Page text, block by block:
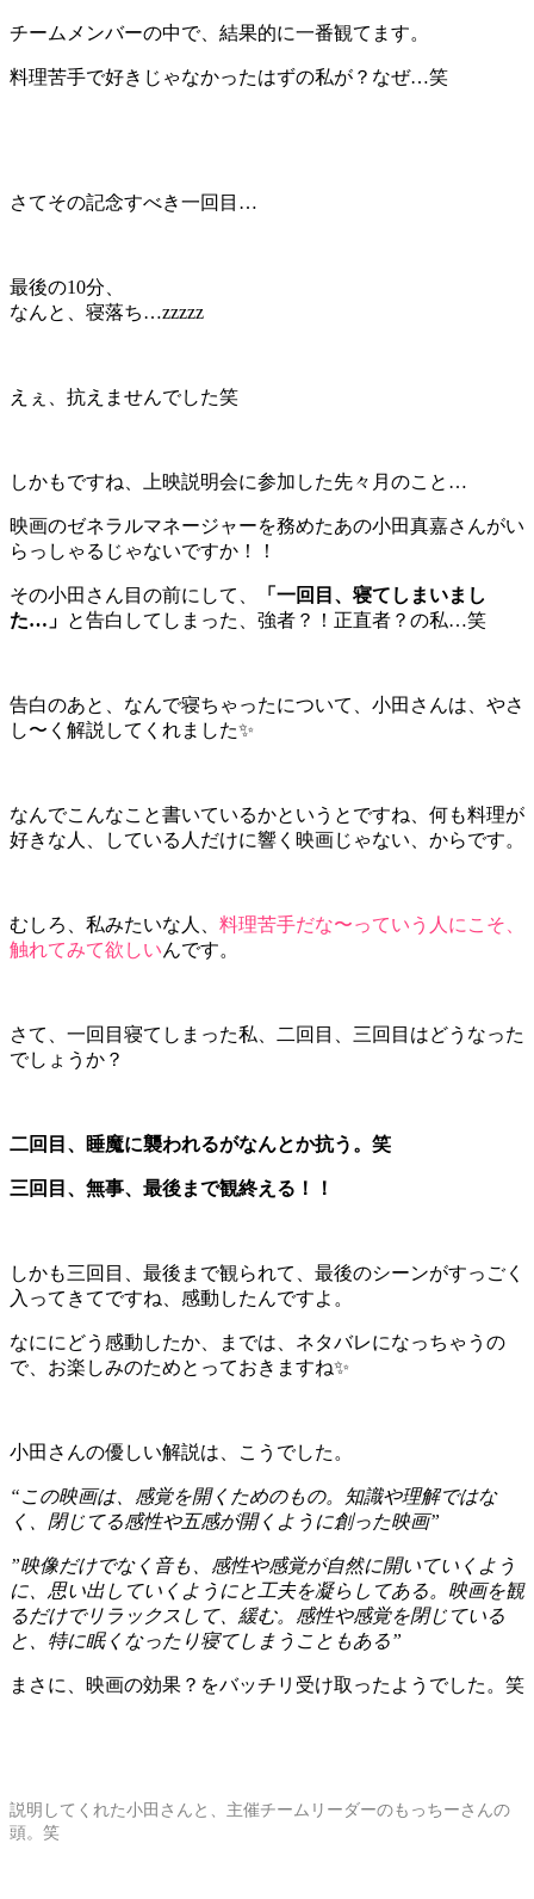
チームメンバーの中で、結果的に一番観てます。
料理苦手で好きじゃなかったはずの私が？なぜ…笑
さてその記念すべき一回目…
最後の10分、
なんと、寝落ち…zzzzz
えぇ、抗えませんでした笑
しかもですね、上映説明会に参加した先々月のこと…
映画のゼネラルマネージャーを務めたあの小田真嘉さんがい
らっしゃるじゃないですか！！
その小田さん目の前にして、
「一回目、寝てしまいまし
た…」 と告白してしまった、強者？！正直者？の私…笑
告白のあと、なんで寝ちゃったについて、小田さんは、やさ
し〜く解説してくれました✨
なんでこんなこと書いているかというとですね、何も料理が
好きな人、している人だけに響く映画じゃない、からです。
むしろ、私みたいな人、 料理苦手だな〜っていう人にこそ、
触れてみて欲しいんです。
さて、一回目寝てしまった私、二回目、三回目はどうなった
でしょうか？
二回目、睡魔に襲われるがなんとか抗う。笑
三回目、無事、最後まで観終える！！
しかも三回目、最後まで観られて、最後のシーンがすっごく
入ってきてですね、感動したんですよ。
なににどう感動したか、までは、ネタバレになっちゃうの
で、お楽しみのためとっておきますね✨
小田さんの優しい解説は、こうでした。
“この映画は、感覚を開くためのもの。知識や理解ではな
く、閉じてる感性や五感が開くように創った映画”
”映像だけでなく音も、感性や感覚が自然に開いていくよう
に、思い出していくようにと工夫を凝らしてある。映画を観
るだけでリラックスして、緩む。感性や感覚を閉じている
と、特に眠くなったり寝てしまうこともある”
まさに、映画の効果？をバッチリ受け取ったようでした。笑
説明してくれた小田さんと、主催チームリーダーのもっちーさんの
頭。笑